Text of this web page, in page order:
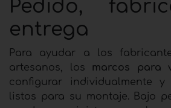
Pedido,
entrega
Para ayudar a los
artesanos, los marcos para
configurar individualmente
listos para su montaje. Bajo